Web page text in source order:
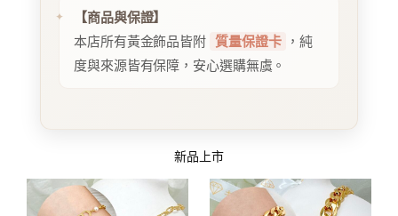
【商品與保證】
本店所有黃金飾品皆附 質量保證卡
，純
度與來源皆有保障，安心選購無虞。
新品上市